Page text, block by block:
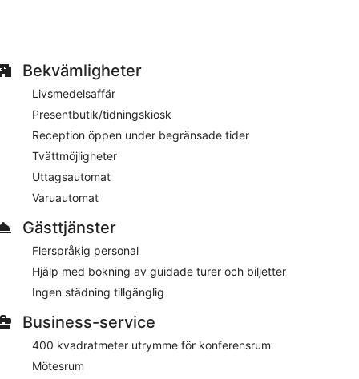
samt gratis tillträde till vattenpark och 4
törsten med en drink i deras bar eller kafé.
med gratis wi-fi. Kök, middagsplatser och
tillträde till vattenpark och en utomhuspool. Här
personal i receptionen kan hjälpa dig med
och restauranger i området. Denna resort
och 3 bubbelpooler.
med gratis inträde, 3 inomhuspooler och 3
4 restauranger och deli på plats. Du kan njuta
konferensrum. Barnpool, fitnesscenter och bastu
Bekvämligheter
Livsmedelsaffär
Presentbutik/tidningskiosk
Reception öppen under begränsade tider
Tvättmöjligheter
Uttagsautomat
Varuautomat
Gästtjänster
Flerspråkig personal
Hjälp med bokning av guidade turer och biljetter
Ingen städning tillgänglig
Business-service
400 kvadratmeter utrymme för konferensrum
Mötesrum